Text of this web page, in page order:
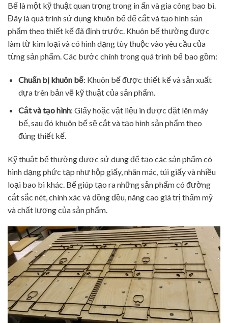
Bế là một kỹ thuật quan trọng trong in ấn và gia công bao bì.
Đây là quá trình sử dụng khuôn bế để cắt và tạo hình sản
phẩm theo thiết kế đã định trước. Khuôn bế thường được
làm từ kim loại và có hình dạng tùy thuộc vào yêu cầu của
từng sản phẩm. Các bước chính trong quá trình bế bao gồm:
Chuẩn bị khuôn bế: Khuôn bế được thiết kế và sản xuất
dựa trên bản vẽ kỹ thuật của sản phẩm.
Cắt và tạo hình: Giấy hoặc vật liệu in được đặt lên máy
bế, sau đó khuôn bế sẽ cắt và tạo hình sản phẩm theo
đúng thiết kế.
Kỹ thuật bế thường được sử dụng để tạo các sản phẩm có
hình dạng phức tạp như hộp giấy, nhãn mác, túi giấy và nhiều
loại bao bì khác. Bế giúp tạo ra những sản phẩm có đường
cắt sắc nét, chính xác và đồng đều, nâng cao giá trị thẩm mỹ
và chất lượng của sản phẩm.